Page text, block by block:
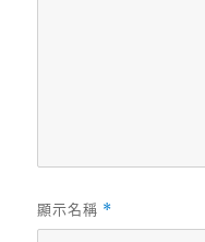
顯示名稱 *